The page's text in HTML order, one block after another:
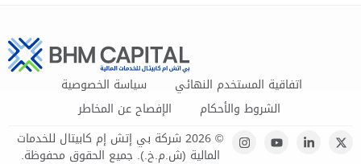
اتفاقية المستخدم النهائي
سياسة الخصوصية
الشروط والأحكام
الإفصاح عن المخاطر
© 2026 شركة بي إتش إم كابيتال للخدمات
المالية (ش.م.خ.). جميع الحقوق محفوظة.